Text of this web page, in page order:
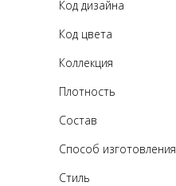
Код дизайна
Код цвета
Коллекция
Плотность
Состав
Способ изготовления
Стиль